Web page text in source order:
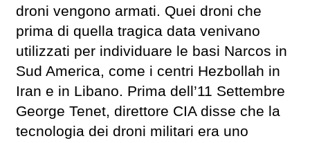
droni vengono armati. Quei droni che
prima di quella tragica data venivano
utilizzati per individuare le basi Narcos in
Sud America, come i centri Hezbollah in
Iran e in Libano. Prima dell’11 Settembre
George Tenet, direttore CIA disse che la
tecnologia dei droni militari era uno